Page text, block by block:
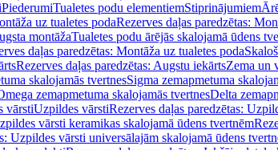
PiederumiTualetes podu elementiemStiprinājumiem
uz tualetes podaRezerves daļas paredzētas:
montāžaTualetes podu ārējās skalojamā ūdens
daļas paredzētas: Montāža uz tualetes poda
Rezerves daļas paredzētas: Augstu iekārtsZema un
skalojamās tvertnesSigma zemapmetuma
zemapmetuma skalojamās tvertnesDelta
vārstiUzpildes vārstiRezerves daļas paredzētas:
vārsti keramikas skalojamā ūdens tvertnēm
Uzpildes vārsti universālajām skalojamā ūdens